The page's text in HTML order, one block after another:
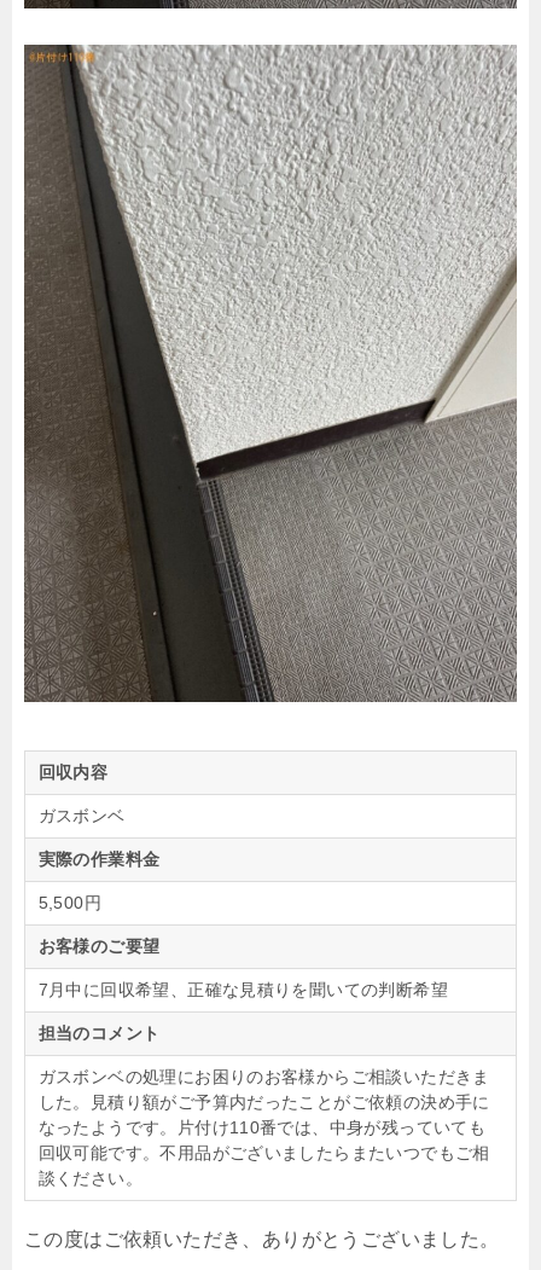
回収内容
ガスボンベ
実際の作業料金
5,500円
お客様のご要望
7月中に回収希望、正確な見積りを聞いての判断希望
担当のコメント
ガスボンベの処理にお困りのお客様からご相談いただきま
した。見積り額がご予算内だったことがご依頼の決め手に
なったようです。片付け110番では、中身が残っていても
回収可能です。不用品がございましたらまたいつでもご相
談ください。
この度はご依頼いただき、ありがとうございました。